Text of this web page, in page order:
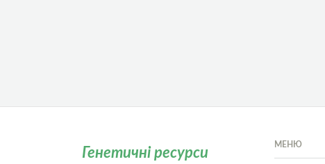
Генетичні ресурси
МЕНЮ